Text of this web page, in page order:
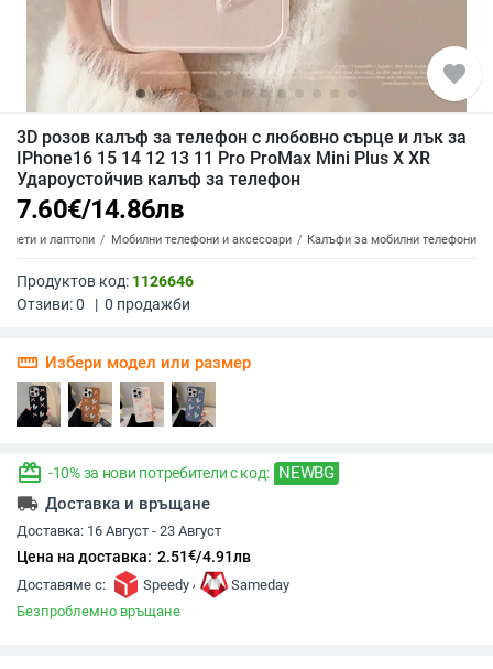
favorite
3D розов калъф за телефон с любовно сърце и лък за
IPhone16 15 14 12 13 11 Pro ProMax Mini Plus X XR
Удароустойчив калъф за телефон
7.60€/14.86лв
и лаптопи Мобилни телефони и аксесоари Калъфи за мобилни телефони
Продуктов код: 1126646
Отзиви:0 | 0 продажби
straighten Избери модел или размер
redeem -10% за нови потребители с код: NEWBG
local_shipping Доставка и връщане
Доставка: 16 Август - 23 Август
Цена на доставка: 2.51€/4.91лв
Доставяме с: Speedy ,
Sameday
Безпроблемно връщане